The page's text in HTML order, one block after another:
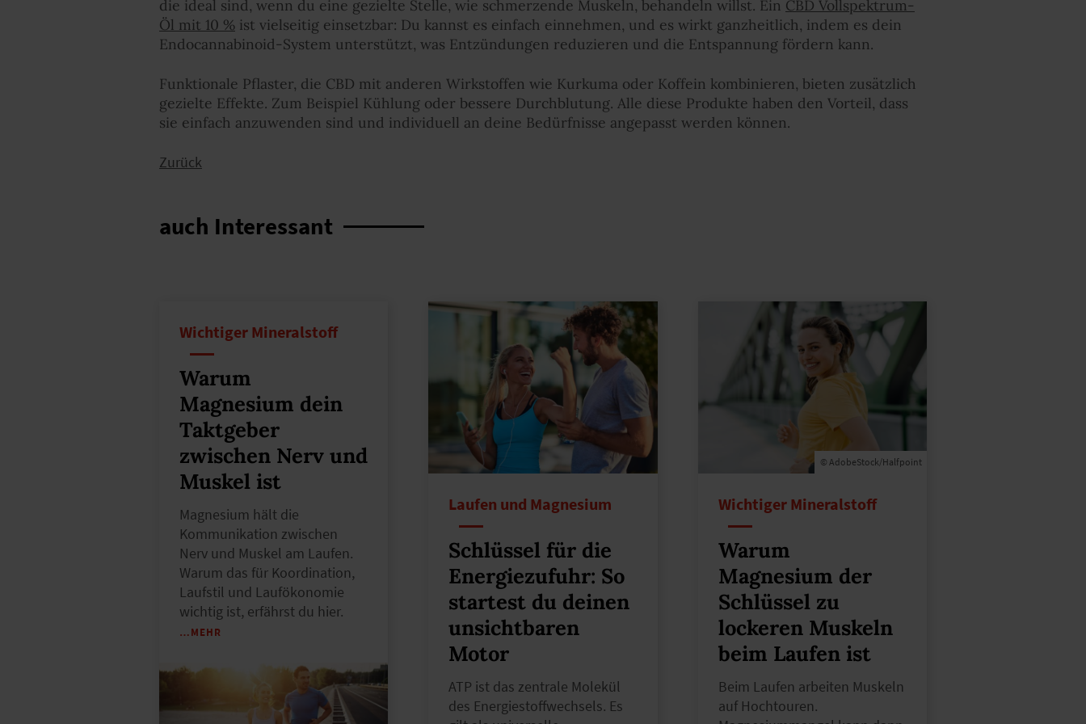
die ideal sind, wenn du eine gezielte Stelle, wie schmerzende Muskeln, behandeln willst. Ein CBD Vollspektrum-
Öl mit 10 % ist vielseitig einsetzbar: Du kannst es einfach einnehmen, und es wirkt ganzheitlich, indem es dein
Endocannabinoid-System unterstützt, was Entzündungen reduzieren und die Entspannung fördern kann.
Funktionale Pflaster, die CBD mit anderen Wirkstoffen wie Kurkuma oder Koffein kombinieren, bieten zusätzlich
gezielte Effekte. Zum Beispiel Kühlung oder bessere Durchblutung. Alle diese Produkte haben den Vorteil, dass
sie einfach anzuwenden sind und individuell an deine Bedürfnisse angepasst werden können.
Zurück
auch Interessant
Wichtiger Mineralstoff
Warum
Magnesium dein
Taktgeber
zwischen Nerv und
Muskel ist
Magnesium hält die
Kommunikation zwischen
Nerv und Muskel am Laufen.
Warum das für Koordination,
Laufstil und Laufökonomie
wichtig ist, erfährst du hier.
…MEHR
Laufen und Magnesium
Schlüssel für die
Energiezufuhr: So
startest du deinen
unsichtbaren
Motor
ATP ist das zentrale Molekül
des Energiestoffwechsels. Es
© AdobeStock/Halfpoint
Wichtiger Mineralstoff
Warum
Magnesium der
Schlüssel zu
lockeren Muskeln
beim Laufen ist
Beim Laufen arbeiten Muskeln
auf Hochtouren.